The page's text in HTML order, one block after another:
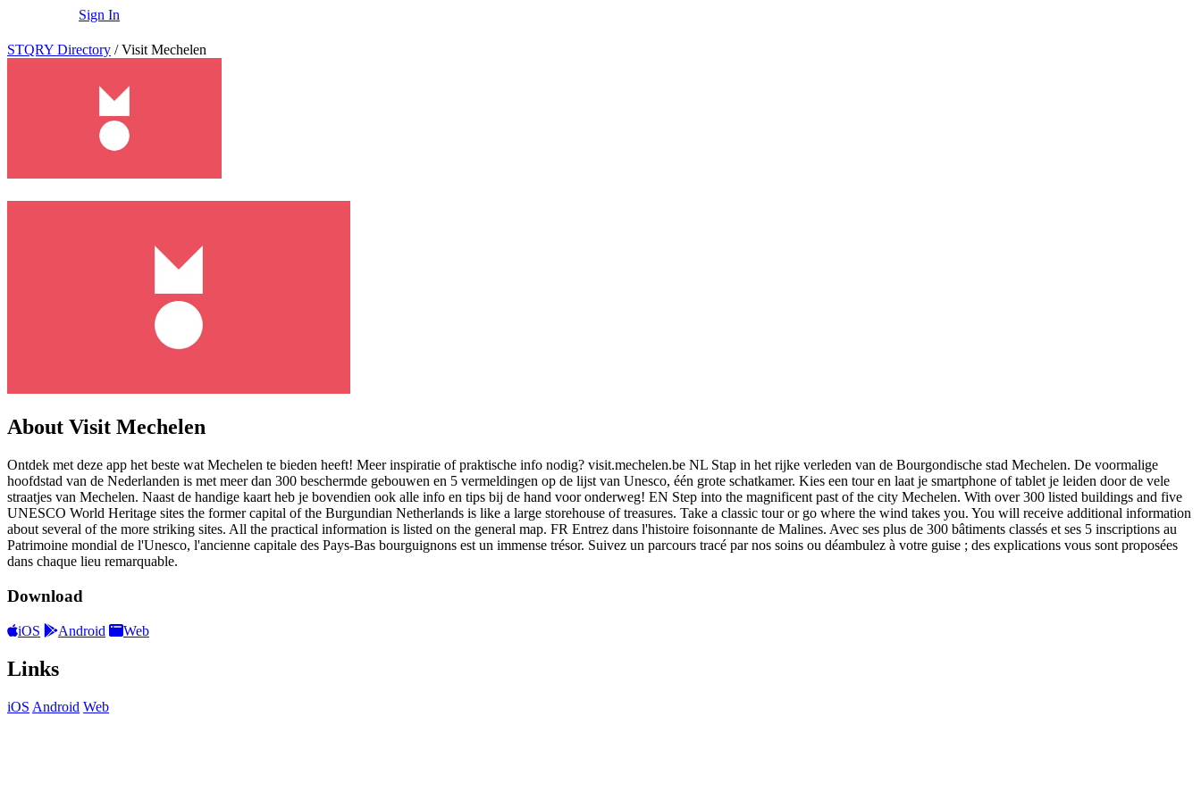
Sign In
STQRY Directory / Visit Mechelen
About Visit Mechelen
Ontdek met deze app het beste wat Mechelen te bieden heeft! Meer inspiratie of praktische info nodig? visit.mechelen.be NL Stap in het rijke verleden van de Bourgondische stad Mechelen. De voormalige
hoofdstad van de Nederlanden is met meer dan 300 beschermde gebouwen en 5 vermeldingen op de lijst van Unesco, één grote schatkamer. Kies een tour en laat je smartphone of tablet je leiden door de vele
straatjes van Mechelen. Naast de handige kaart heb je bovendien ook alle info en tips bij de hand voor onderweg! EN Step into the magnificent past of the city Mechelen. With over 300 listed buildings and five
UNESCO World Heritage sites the former capital of the Burgundian Netherlands is like a large storehouse of treasures. Take a classic tour or go where the wind takes you. You will receive additional information
about several of the more striking sites. All the practical information is listed on the general map. FR Entrez dans l'histoire foisonnante de Malines. Avec ses plus de 300 bâtiments classés et ses 5 inscriptions au
Patrimoine mondial de l'Unesco, l'ancienne capitale des Pays-Bas bourguignons est un immense trésor. Suivez un parcours tracé par nos soins ou déambulez à votre guise ; des explications vous sont proposées
dans chaque lieu remarquable.
Download
iOS Android Web
Links
iOS Android Web